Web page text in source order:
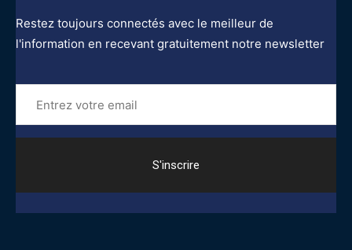
Restez toujours connectés avec le meilleur de
l'information en recevant gratuitement notre newsletter
Entrez
votre
email